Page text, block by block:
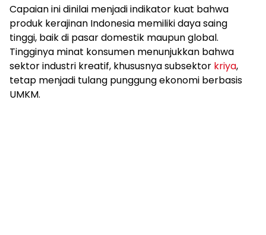
Capaian ini dinilai menjadi indikator kuat bahwa
produk kerajinan Indonesia memiliki daya saing
tinggi, baik di pasar domestik maupun global.
Tingginya minat konsumen menunjukkan bahwa
sektor industri kreatif, khususnya subsektor kriya,
tetap menjadi tulang punggung ekonomi berbasis
UMKM.